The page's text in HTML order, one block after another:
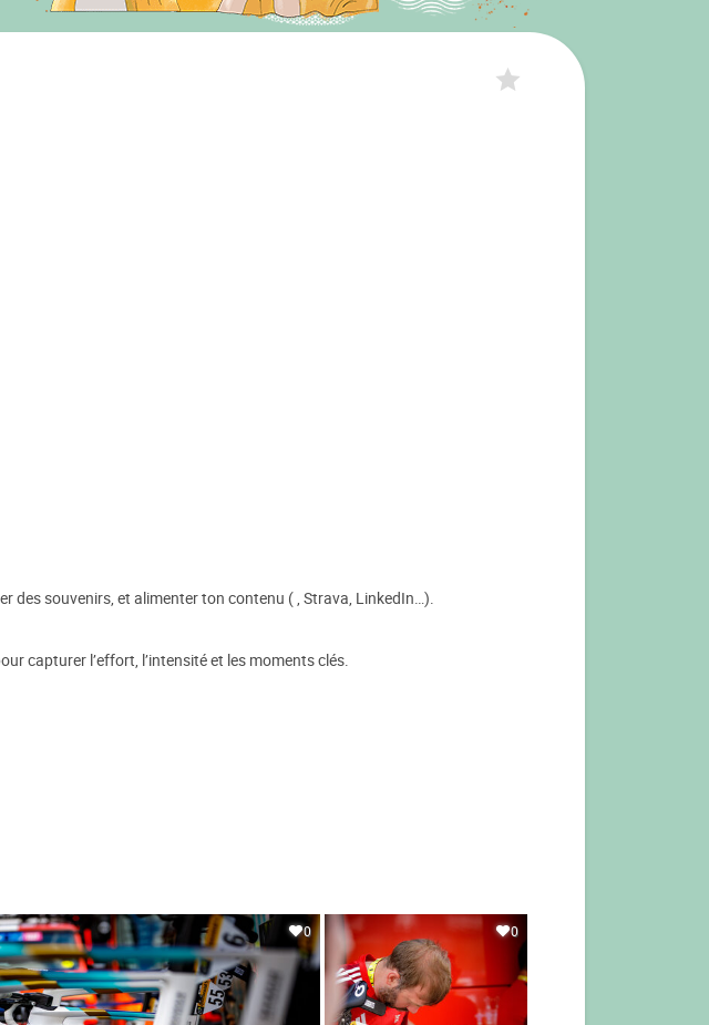
des souvenirs, et alimenter ton contenu ( , Strava, LinkedIn…).
capturer l’effort, l’intensité et les moments clés.
0 0